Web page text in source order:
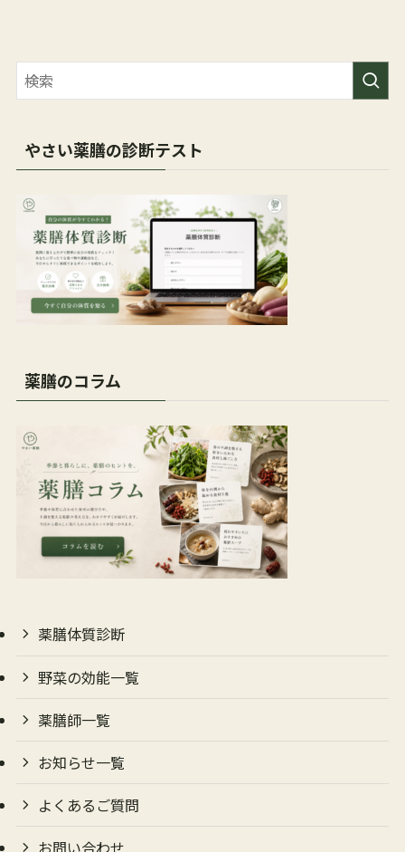
やさい薬膳の診断テスト
薬膳のコラム
薬膳体質診断
野菜の効能一覧
薬膳師一覧
お知らせ一覧
よくあるご質問